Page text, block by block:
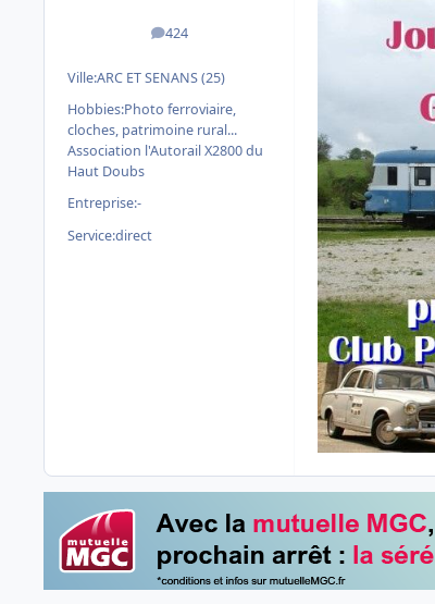
424
messages
Ville:ARC ET SENANS (25)
Hobbies:Photo ferroviaire,
cloches, patrimoine rural...
Association l'Autorail X2800 du
Haut Doubs
Entreprise:-
Service:direct